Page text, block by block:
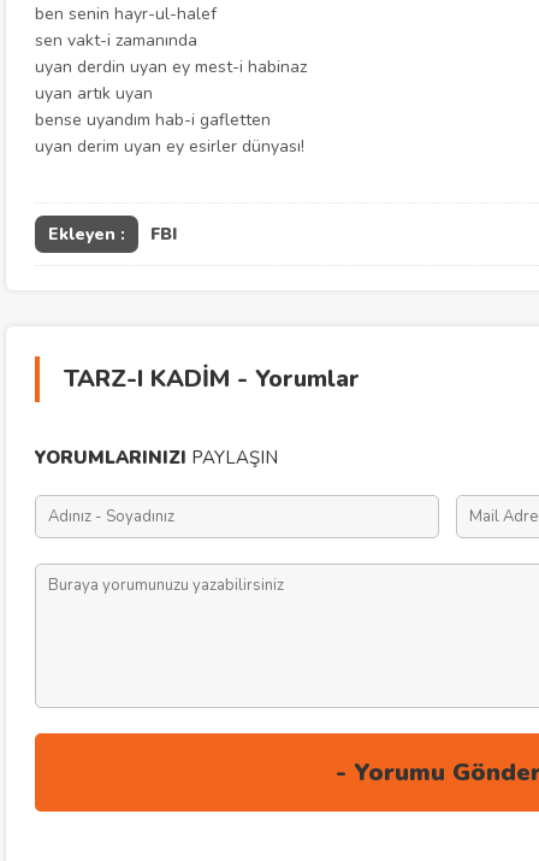
ben senin hayr-ul-halef
sen vakt-i zamanında
uyan derdin uyan ey mest-i habinaz
uyan artık uyan
bense uyandım hab-i gafletten
uyan derim uyan ey esirler dünyası!
Ekleyen : FBI
TARZ-I KADİM - Yorumlar
YORUMLARINIZI PAYLAŞIN